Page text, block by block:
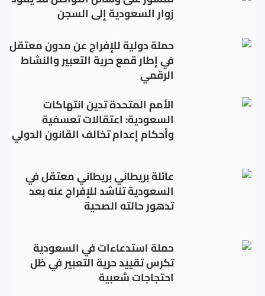
زوار السعودية إلى السجن
حملة دولية للإفراج عن مدون معتقل
في إطار قمع حرية التعبير والنشاط
الرقمي
الأمم المتحدة تدين انتهاكات
السعودية: اعتقالات تعسفية
وأحكام إعدام تخالف القانون الدولي
عائلة بريطاني بريطاني معتقل في
السعودية تناشد للإفراج عنه بعد
تدهور حالته الصحية
حملة استدعاءات في السعودية
تكرس تقييد حرية التعبير في ظل
احتجاجات شعبية